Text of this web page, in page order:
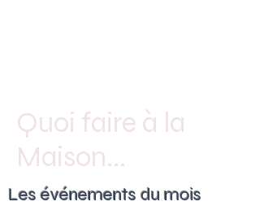
Quoi faire à la
Maison...
Les événements du mois